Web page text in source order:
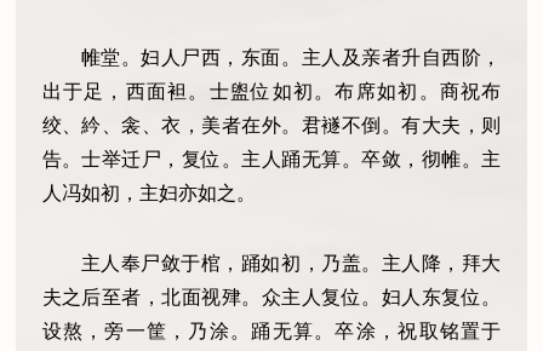
帷堂。妇人尸西，东面。主人及亲者升自西阶，
出于足，西面袒。士盥位如初。布席如初。商祝布
绞、紟、衾、衣，美者在外。君襚不倒。有大夫，则
告。士举迁尸，复位。主人踊无算。卒敛，彻帷。主
人冯如初，主妇亦如之。
主人奉尸敛于棺，踊如初，乃盖。主人降，拜大
夫之后至者，北面视肂。众主人复位。妇人东复位。
设熬，旁一筐，乃涂。踊无算。卒涂，祝取铭置于